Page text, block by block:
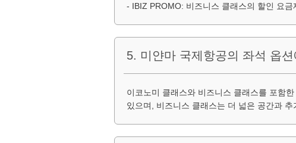
- IBIZ PROMO: 비즈니스 클래스의 할인 요
5. 미얀마 국제항공의 좌석 옵
이코노미 클래스와 비즈니스 클래스를 포함
있으며, 비즈니스 클래스는 더 넓은 공간과